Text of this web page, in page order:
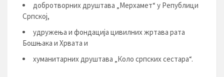
добротворних друштава „Мерхамет“ у Републици
Српској,
удружења и фондација цивилних жртава рата
Бошњака и Хрвата и
хуманитарних друштава „Коло српских сестара“.